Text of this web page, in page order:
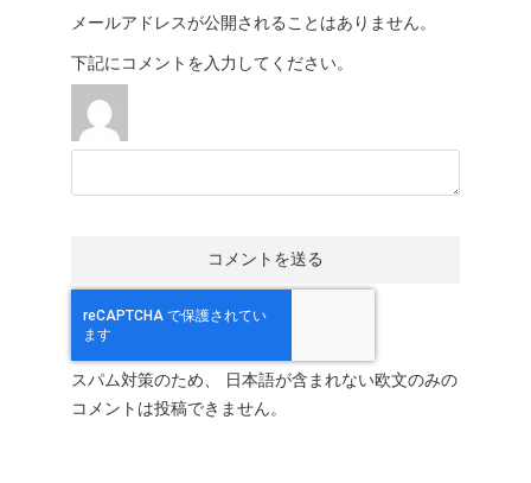
メールアドレスが公開されることはありません。
下記にコメントを入力してください。
スパム対策のため、 日本語が含まれない欧文のみの
コメントは投稿できません。